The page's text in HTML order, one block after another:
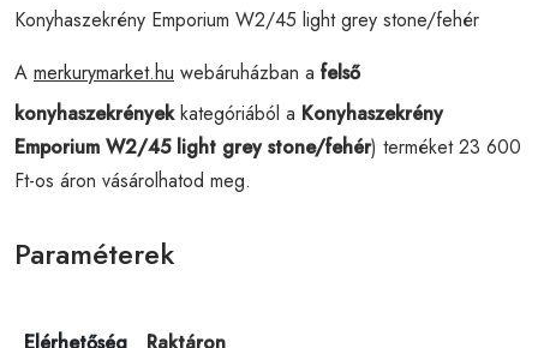
Konyhaszekrény Emporium W2/45 light grey stone/fehér
A merkurymarket.hu webáruházban a felső
konyhaszekrényekkategóriából a Konyhaszekrény
Emporium W2/45 light grey stone/fehér) terméket 23 600
Ft-os áron vásárolhatod meg.
Paraméterek